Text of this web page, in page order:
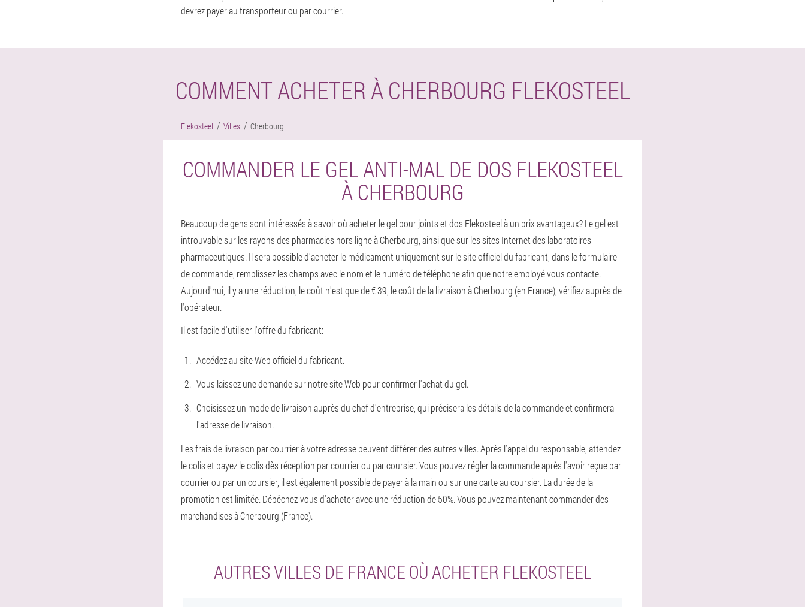
devrez payer au transporteur ou par courrier.
COMMENT ACHETER À CHERBOURG FLEKOSTEEL
Flekosteel Villes Cherbourg
COMMANDER LE GEL ANTI-MAL DE DOS FLEKOSTEEL
À CHERBOURG
Beaucoup de gens sont intéressés à savoir où acheter le gel pour joints et dos Flekosteel à un prix avantageux? Le gel est
introuvable sur les rayons des pharmacies hors ligne à Cherbourg, ainsi que sur les sites Internet des laboratoires
pharmaceutiques. Il sera possible d'acheter le médicament uniquement sur le site officiel du fabricant, dans le formulaire
de commande, remplissez les champs avec le nom et le numéro de téléphone afin que notre employé vous contacte.
Aujourd'hui, il y a une réduction, le coût n'est que de € 39, le coût de la livraison à Cherbourg (en France), vérifiez auprès de
l'opérateur.
Il est facile d'utiliser l'offre du fabricant:
Accédez au site Web officiel du fabricant.
Vous laissez une demande sur notre site Web pour confirmer l'achat du gel.
Choisissez un mode de livraison auprès du chef d'entreprise, qui précisera les détails de la commande et confirmera
l'adresse de livraison.
Les frais de livraison par courrier à votre adresse peuvent différer des autres villes. Après l'appel du responsable, attendez
le colis et payez le colis dès réception par courrier ou par coursier. Vous pouvez régler la commande après l'avoir reçue par
courrier ou par un coursier, il est également possible de payer à la main ou sur une carte au coursier. La durée de la
promotion est limitée. Dépêchez-vous d'acheter avec une réduction de 50%. Vous pouvez maintenant commander des
marchandises à Cherbourg (France).
AUTRES VILLES DE FRANCE OÙ ACHETER FLEKOSTEEL